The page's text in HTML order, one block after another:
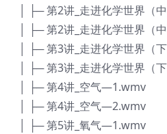
│ ├─ 第2讲_走进化学世界（
│ ├─ 第2讲_走进化学世界（
│ ├─ 第3讲_走进化学世界（
│ ├─ 第3讲_走进化学世界（
│ ├─ 第4讲_空气—1.wmv
│ ├─ 第4讲_空气—2.wmv
│ ├─ 第5讲_氧气—1.wmv